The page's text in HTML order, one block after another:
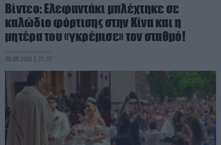
Βίντεο: Ελεφαντάκι μπλέχτηκε σε
καλώδιο φόρτισης στην Κίνα και η
μητέρα του «γκρέμισε» τον σταθμό!
08.08.2026 | 21:37